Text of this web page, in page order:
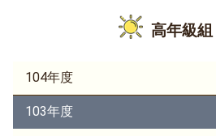
高年級組
104年度
103年度